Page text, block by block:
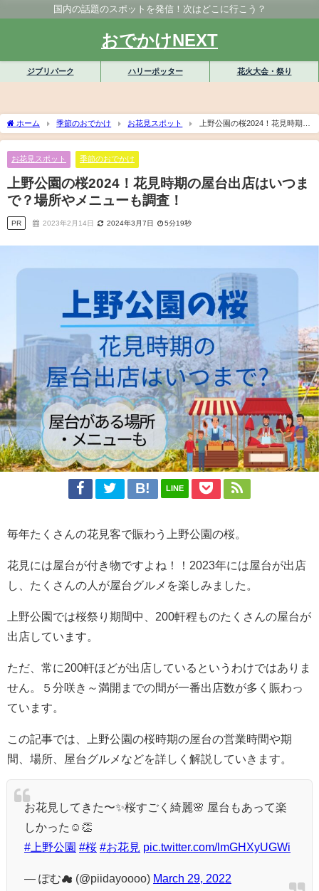
国内の話題のスポットを発信！次はどこに行こう？
おでかけNEXT
ジブリパーク ハリーポッター 花火大会・祭り
ホーム 季節のおでかけ お花見スポット
上野公園の桜2024！花見時期の
屋台出店はいつまで？場所やメニューも調査！
お花見スポット 季節のおでかけ
上野公園の桜2024！花見時期の屋台出店はいつま
で？場所やメニューも調査！
PR 2023年2月14日 2024年3月7日 5分19秒
LINE
毎年たくさんの花見客で賑わう上野公園の桜。
花見には屋台が付き物ですよね！！2023年には屋台が出店
し、たくさんの人が屋台グルメを楽しみました。
上野公園では桜祭り期間中、200軒程ものたくさんの屋台が
出店しています。
ただ、常に200軒ほどが出店しているというわけではありま
せん。５分咲き～満開までの間が一番出店数が多く賑わっ
ています。
この記事では、上野公園の桜時期の屋台の営業時間や期
間、場所、屋台グルメなどを詳しく解説していきます。
お花見してきた〜✨桜すごく綺麗🌸 屋台もあって楽
しかった☺️👏
#上野公園 #桜 #お花見 pic.twitter.com/lmGHXyUGWi
— ぽむ☁ (@piidayoooo) March 29, 2022